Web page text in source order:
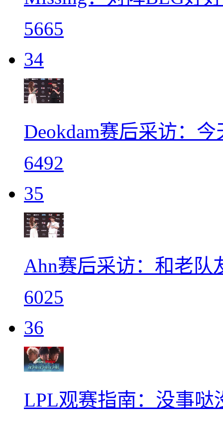
5665
34
Deokdam赛后采访：
6492
35
Ahn赛后采访：和老队
6025
36
LPL观赛指南：没事哒